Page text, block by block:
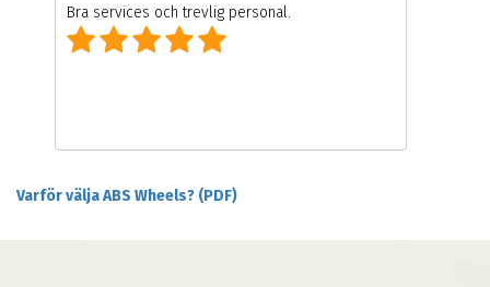
Bra services och trevlig personal.
Varför välja ABS Wheels? (PDF)